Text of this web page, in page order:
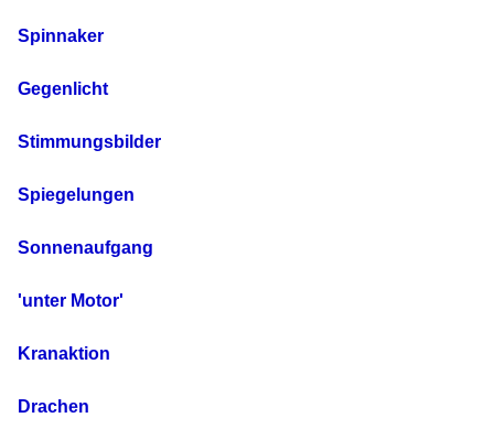
Spinnaker
Gegenlicht
Stimmungsbilder
Spiegelungen
Sonnenaufgang
'unter Motor'
Kranaktion
Drachen